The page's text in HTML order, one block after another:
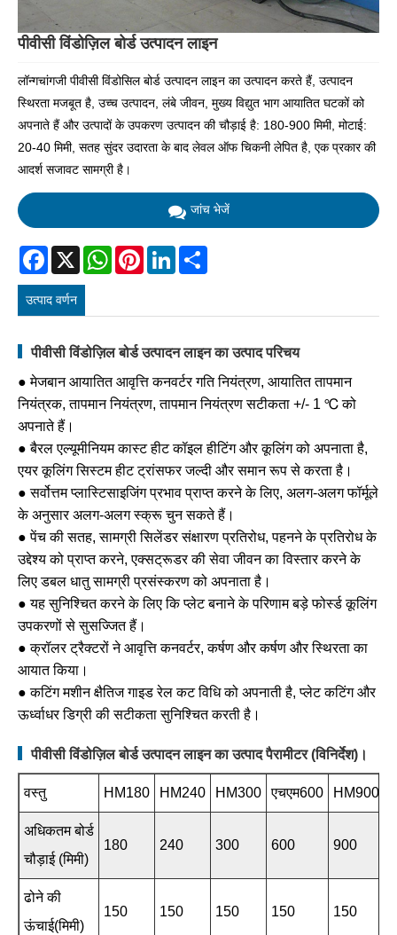
पीवीसी विंडोज़िल बोर्ड उत्पादन लाइन
लॉन्गचांगजी पीवीसी विंडोसिल बोर्ड उत्पादन लाइन का उत्पादन करते हैं, उत्पादन
स्थिरता मजबूत है, उच्च उत्पादन, लंबे जीवन, मुख्य विद्युत भाग आयातित घटकों को
अपनाते हैं और उत्पादों के उपकरण उत्पादन की चौड़ाई है: 180-900 मिमी, मोटाई:
20-40 मिमी, सतह सुंदर उदारता के बाद लेवल ऑफ चिकनी लेपित है, एक प्रकार की
आदर्श सजावट सामग्री है।
जांच भेजें
Facebook
X WhatsAppPinterestLinkedIn
उत्पाद वर्णन
पीवीसी विंडोज़िल बोर्ड उत्पादन लाइन का उत्पाद परिचय
● मेजबान आयातित आवृत्ति कनवर्टर गति नियंत्रण, आयातित तापमान
नियंत्रक, तापमान नियंत्रण, तापमान नियंत्रण सटीकता +/- 1 ℃ को
अपनाते हैं।
● बैरल एल्यूमीनियम कास्ट हीट कॉइल हीटिंग और कूलिंग को अपनाता है,
एयर कूलिंग सिस्टम हीट ट्रांसफर जल्दी और समान रूप से करता है।
● सर्वोत्तम प्लास्टिसाइजिंग प्रभाव प्राप्त करने के लिए, अलग-अलग फॉर्मूले
के अनुसार अलग-अलग स्क्रू चुन सकते हैं।
● पेंच की सतह, सामग्री सिलेंडर संक्षारण प्रतिरोध, पहनने के प्रतिरोध के
उद्देश्य को प्राप्त करने, एक्सट्रूडर की सेवा जीवन का विस्तार करने के
लिए डबल धातु सामग्री प्रसंस्करण को अपनाता है।
● यह सुनिश्चित करने के लिए कि प्लेट बनाने के परिणाम बड़े फोर्स्ड कूलिंग
उपकरणों से सुसज्जित हैं।
● क्रॉलर ट्रैक्टरों ने आवृत्ति कनवर्टर, कर्षण और कर्षण और स्थिरता का
आयात किया।
● कटिंग मशीन क्षैतिज गाइड रेल कट विधि को अपनाती है, प्लेट कटिंग और
ऊर्ध्वाधर डिग्री की सटीकता सुनिश्चित करती है।
पीवीसी विंडोज़िल बोर्ड उत्पादन लाइन का उत्पाद पैरामीटर (विनिर्देश)।
वस्तु HM180 HM240 HM300 एचएम600 HM900
अधिकतम बोर्ड
चौड़ाई (मिमी)
180 240 300 600 900
ढोने की
ऊंचाई(मिमी)
150 150 150 150 150